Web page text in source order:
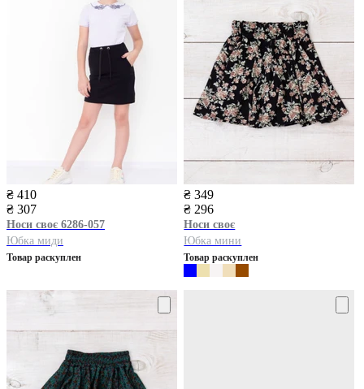
₴ 410
₴ 307
Носи своє 6286-057
Юбка миди
Товар раскуплен
₴ 349
₴ 296
Носи своє
Юбка мини
Товар раскуплен